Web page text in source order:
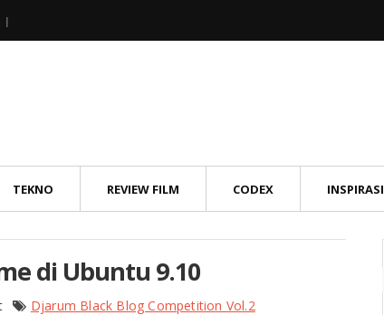
TEKNO REVIEW FILM CODEX INSPIRASI
di Ubuntu 9.10
Djarum Black Blog Competition Vol.2